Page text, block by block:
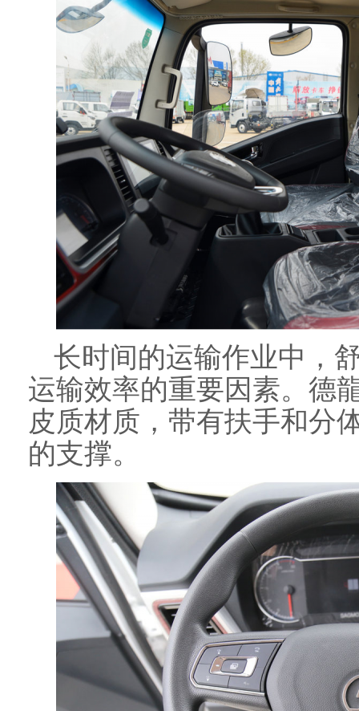
长时间的运输作业中，
运输效率的重要因素。德
皮质材质，带有扶手和分
的支撑。